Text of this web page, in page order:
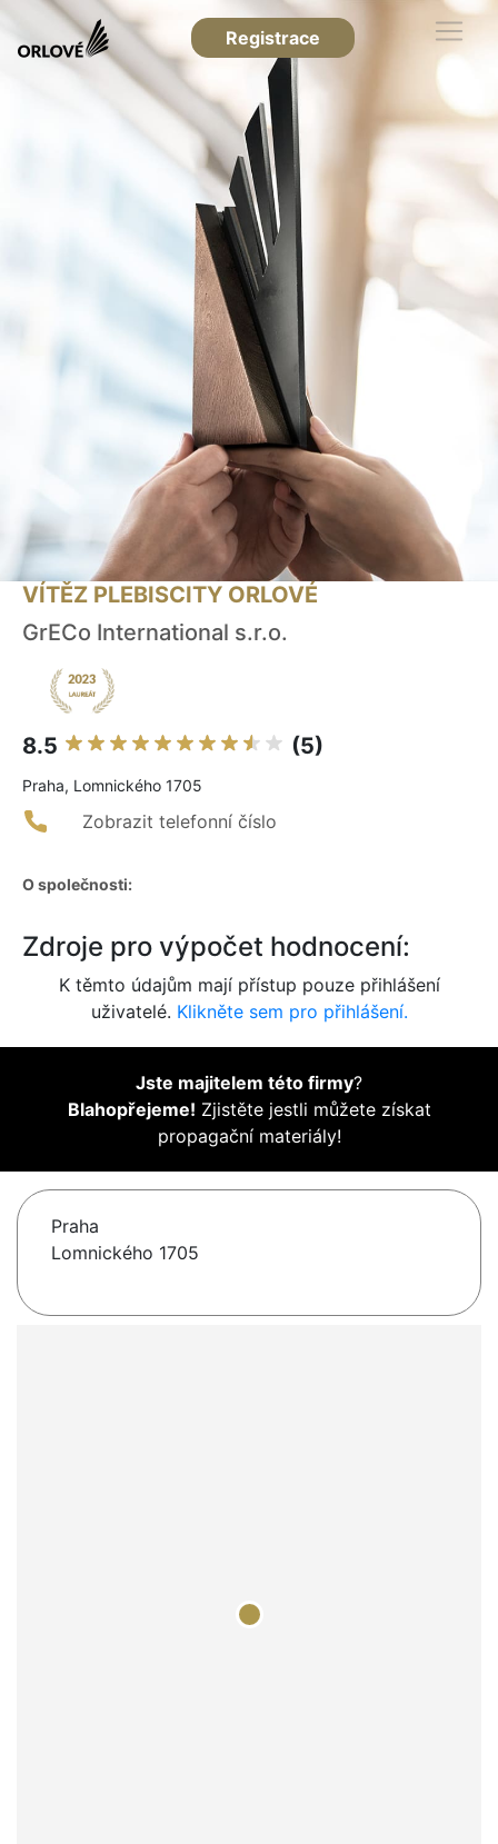
Registrace
VÍTĚZ PLEBISCITY ORLOVÉ
GrECo International s.r.o.
8.5 (5)
Praha, Lomnického 1705
Zobrazit telefonní číslo
O společnosti:
Zdroje pro výpočet hodnocení:
K těmto údajům mají přístup pouze přihlášení
uživatelé. Klikněte sem pro přihlášení.
Jste majitelem této firmy?
Blahopřejeme! Zjistěte jestli můžete získat
propagační materiály!
Praha
Lomnického 1705